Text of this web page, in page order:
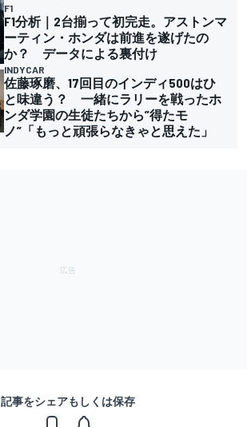
F1
F1分析｜2台揃って初完走。アストンマ
ーティン・ホンダは前進を遂げたの
か？ データによる裏付け
INDYCAR
佐藤琢磨、17回目のインディ500はひ
と味違う？ 一緒にラリーを戦ったホ
ンダ学園の生徒たちから”得たモ
ノ”「もっと頑張らなきゃと思えた」
記事をシェアもしくは保存